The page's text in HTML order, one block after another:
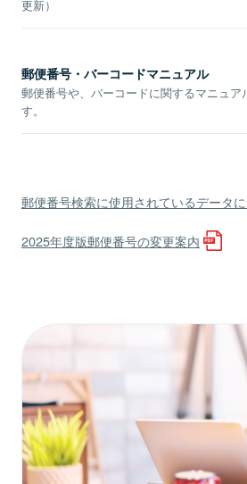
更新）
郵便番号・バーコードマニュアル
郵便番号や、バーコードに関するマニュア
す。
郵便番号検索に使用されているデータ
2025年度版郵便番号の変更案内